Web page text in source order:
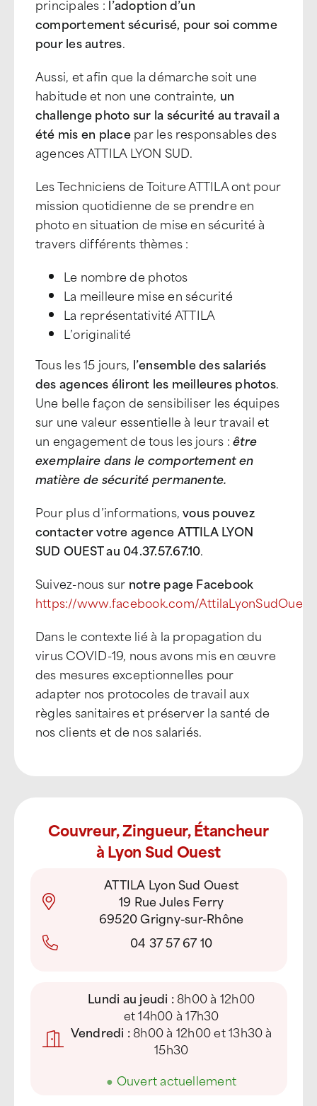
principales : l’adoption d’un
comportement sécurisé, pour soi comme
pour les autres.
Aussi, et afin que la démarche soit une
habitude et non une contrainte, un
challenge photo sur la sécurité au travail a
été mis en placepar les responsables des
agences ATTILA LYON SUD.
Les Techniciens de Toiture ATTILA ont pour
mission quotidienne de se prendre en
photo en situation de mise en sécurité à
travers différents thèmes :
Le nombre de photos
La meilleure mise en sécurité
La représentativité ATTILA
L’originalité
Tous les 15 jours, l’ensemble des salariés
des agences éliront les meilleures photos.
Une belle façon de sensibiliser les équipes
sur une valeur essentielle à leur travail et
un engagement de tous les jours :être
exemplaire dans le comportement en
matière de sécurité permanente.
Pour plus d’informations,vous pouvez
contacter votre agence ATTILA LYON
SUD OUEST au 04.37.57.67.10.
Suivez-nous sur notre page Facebook
https://www.facebook.com/
Dans le contexte lié à la propagation du
virus COVID-19, nous avons mis en œuvre
des mesures exceptionnelles pour
adapter nos protocoles de travail aux
règles sanitaires et préserver la santé de
nos clients et de nos salariés.
Couvreur, Zingueur, Étancheur
à Lyon Sud Ouest
ATTILA Lyon Sud Ouest
19 Rue Jules Ferry
69520 Grigny-sur-Rhône
04 37 57 67 10
Lundi au jeudi :8h00 à 12h00
et 14h00 à 17h30
Vendredi :8h00 à 12h00 et 13h30 à
15h30
● Ouvert actuellement